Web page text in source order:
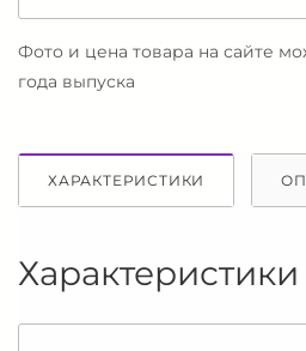
Фото и цена товара на сайте
года выпуска
ХАРАКТЕРИСТИКИ
Характеристики